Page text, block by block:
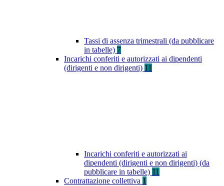
Tassi di assenza trimestrali (da pubblicare
in tabelle) 7
Incarichi conferiti e autorizzati ai dipendenti
(dirigenti e non dirigenti) 11
Incarichi conferiti e autorizzati ai
dipendenti (dirigenti e non dirigenti) (da
pubblicare in tabelle) 11
Contrattazione collettiva 1